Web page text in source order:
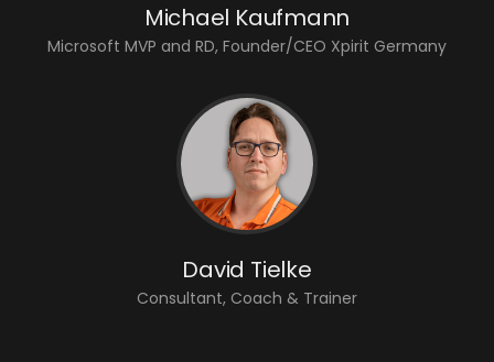
Michael Kaufmann
Microsoft MVP and RD, Founder/CEO Xpirit Germany
David Tielke
Consultant, Coach & Trainer